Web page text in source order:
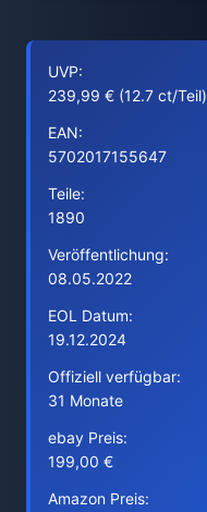
UVP:
239,99 € (12.7 ct/Teil)
EAN:
5702017155647
Teile:
1890
Veröffentlichung:
08.05.2022
EOL Datum:
19.12.2024
Offiziell verfügbar:
31 Monate
ebay Preis:
199,00 €
Amazon Preis: